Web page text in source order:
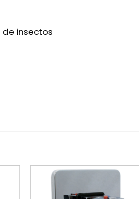
insectos